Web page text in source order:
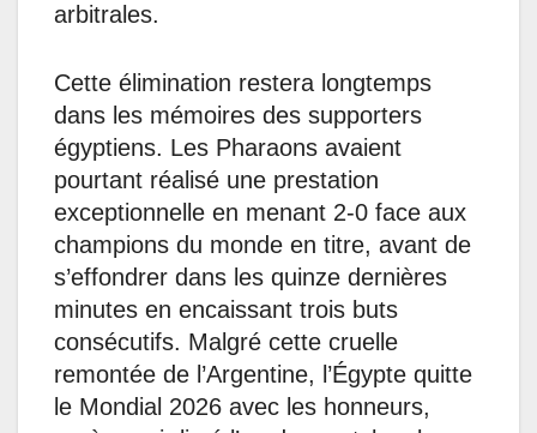
arbitrales.
Cette élimination restera longtemps
dans les mémoires des supporters
égyptiens. Les Pharaons avaient
pourtant réalisé une prestation
exceptionnelle en menant 2-0 face aux
champions du monde en titre, avant de
s’effondrer dans les quinze dernières
minutes en encaissant trois buts
consécutifs. Malgré cette cruelle
remontée de l’Argentine, l’Égypte quitte
le Mondial 2026 avec les honneurs,